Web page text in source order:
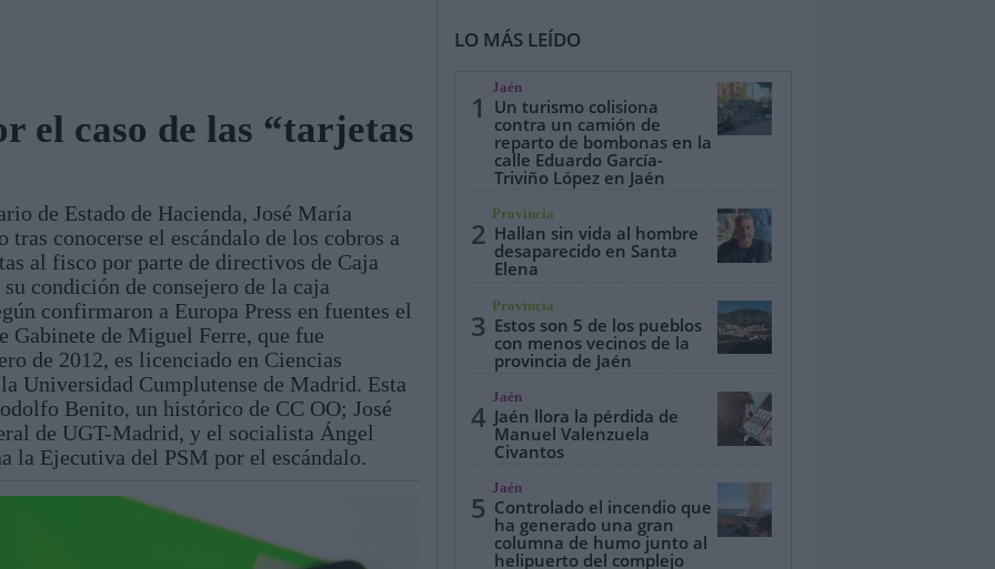
Jaén, Pueblo a Pueblo Gente
el caso de las “tarjetas
de Estado de Hacienda, José María
conocerse el escándalo de los cobros a
al fisco por parte de directivos de Caja
condición de consejero de la caja
confirmaron a Europa Press en fuentes el
de Miguel Ferre, que fue
de 2012, es licenciado en Ciencias
Universidad Cumplutense de Madrid. Esta
Benito, un histórico de CC OO; José
de UGT-Madrid, y el socialista Ángel
la Ejecutiva del PSM por el escándalo.
LO MÁS LEÍDO
1
Jaén
Un turismo colisiona
contra un camión de
reparto de bombonas en la
calle Eduardo García-
Triviño López en Jaén
2
Provincia
Hallan sin vida al hombre
desaparecido en Santa
Elena
3
Provincia
Estos son 5 de los pueblos
con menos vecinos de la
provincia de Jaén
4
Jaén
Jaén llora la pérdida de
Manuel Valenzuela
Civantos
5
Jaén
Controlado el incendio que
ha generado una gran
columna de humo junto al
helipuerto del complejo